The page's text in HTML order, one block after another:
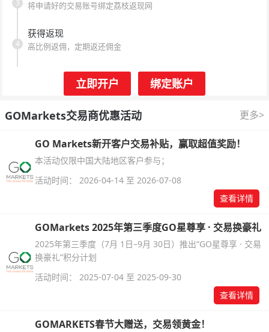
将申请好的交易账号绑定荔枝返现网
3
获得返现
高比例返佣，定期返还佣金
4
立即开户 绑定账户
GOMarkets交易商优惠活动 更多>
GO Markets新开客户交易补贴，赢取超值奖励！
本活动仅限中国大陆地区客户参与；
活动时间： 2026-04-14 至 2026-07-08
查看详情
GOMarkets 2025年第三季度GO星尊享 · 交易换豪礼
2025年第三季度（7月 1日–9月 30日）推出“GO星尊享 · 交易
换豪礼”积分计划
活动时间： 2025-07-04 至 2025-09-30
查看详情
GOMARKETS春节大赠送，交易领黄金！